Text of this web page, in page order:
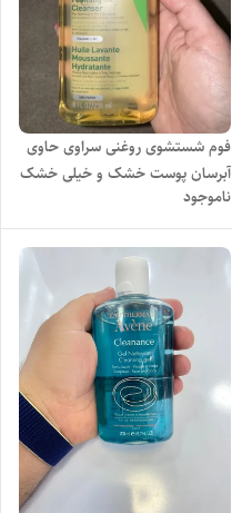
فوم شستشوی روغنی سراوی حاوی
آبرسان پوست خشک و خیلی خشک
۲۳۶ میل اصل
ناموجود